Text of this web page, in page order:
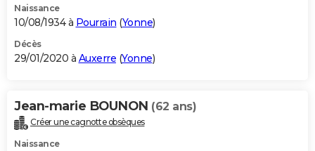
Naissance
10/08/1934 à Pourrain (Yonne)
Décès
29/01/2020 à Auxerre (Yonne)
Jean-marie BOUNON (62 ans)
Créer une cagnotte obsèques
Naissance